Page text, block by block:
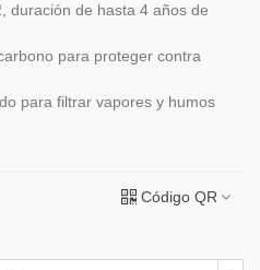
duración de hasta 4 años de
para proteger contra
para filtrar vapores y humos
Código QR